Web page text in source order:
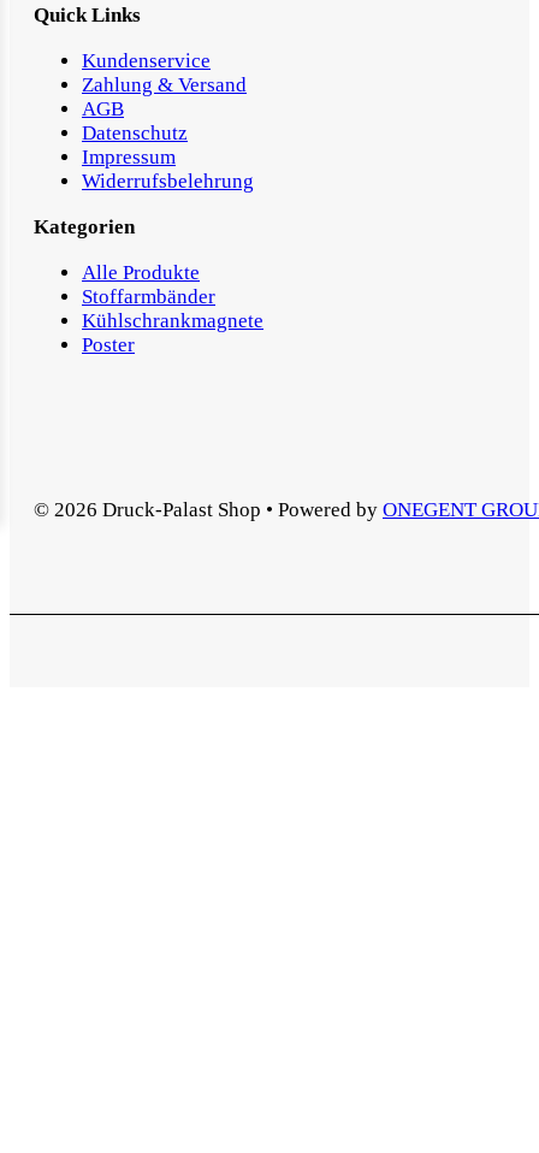
Quick Links
Kundenservice
Zahlung & Versand
AGB
Datenschutz
Impressum
Widerrufsbelehrung
Kategorien
Alle Produkte
Stoffarmbänder
Kühlschrankmagnete
Poster
© 2026 Druck-Palast Shop • Powered by ONEGENT